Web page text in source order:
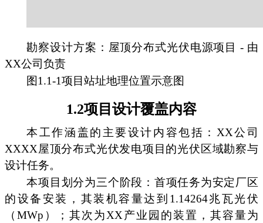
勘察设计方案：屋顶分布式光伏电源项目 - 由
XX公司负责
图1.1-1项目站址地理位置示意图
1.2项目设计覆盖内容
本工作涵盖的主要设计内容包括：XX公司
XXXX屋顶分布式光伏发电项目的光伏区域勘察与
设计任务。
本项目划分为三个阶段：首项任务为安定厂区
的设备安装，其装机容量达到1.14264兆瓦光伏
（MWp）；其次为XX产业园的装置，其容量为